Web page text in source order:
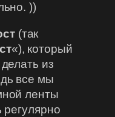
))
(так
«), который
из
все мы
ленты
регулярно